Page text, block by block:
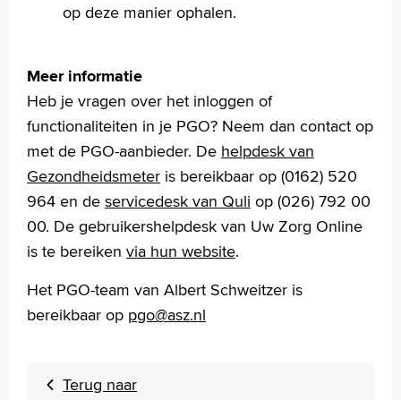
op deze manier ophalen.
Meer informatie
Heb je vragen over het inloggen of
functionaliteiten in je PGO? Neem dan contact op
met de PGO-aanbieder. De helpdesk van
Gezondheidsmeter is bereikbaar op (0162) 520
964 en de servicedesk van Quli op (026) 792 00
00. De gebruikershelpdesk van Uw Zorg Online
is te bereiken via hun website.
Het PGO-team van Albert Schweitzer is
bereikbaar op pgo@asz.nl
Terug naar